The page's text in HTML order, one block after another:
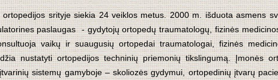
ortopedijos srityje siekia 24 veiklos metus. 2000 m. išduota asmens
paslaugas - gydytojų ortopedų traumatologų, fizinės
vaikų ir suaugusių ortopedai traumatologai, fizinės
nustatyti ortopedijos techninių priemonių tikslingumą. Įmonės
sistemų gamyboje – skoliozės gydymui, ortopedinių įtvarų